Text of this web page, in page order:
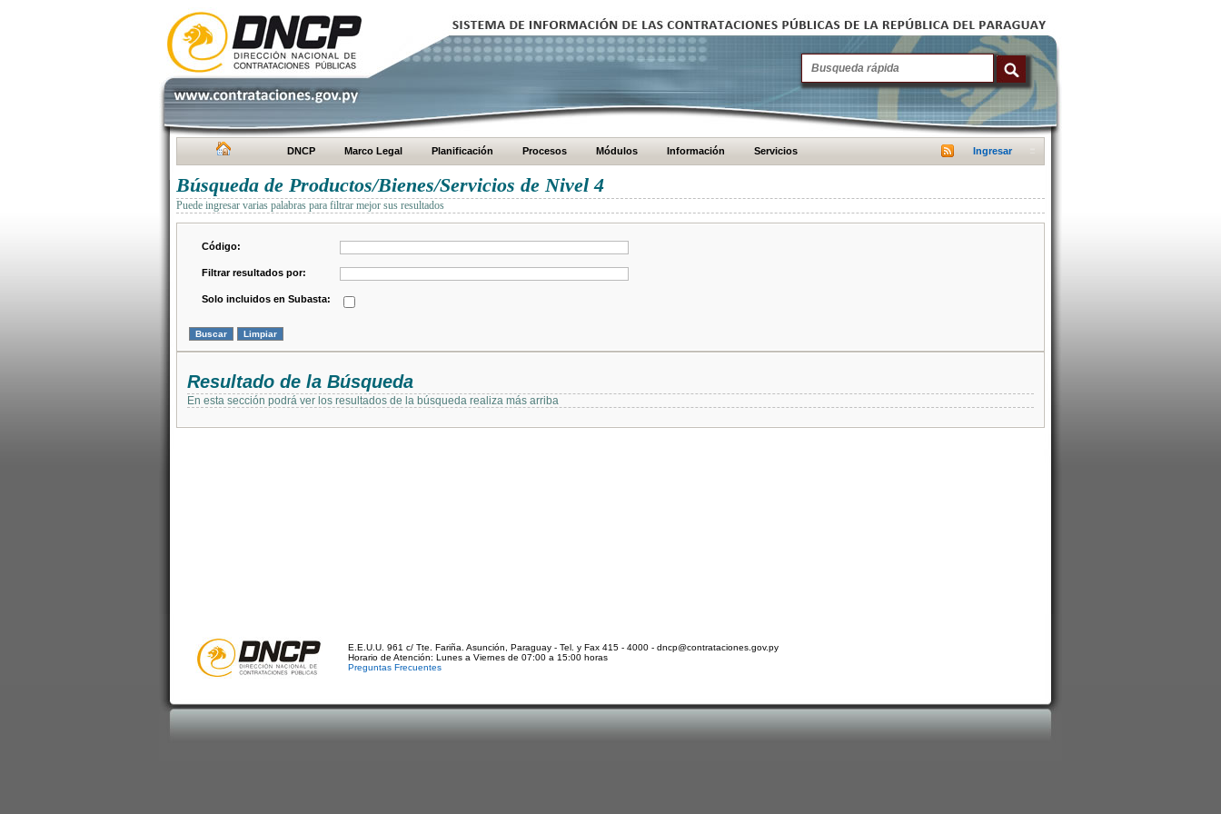
DNCP Marco Legal Planificación Procesos Módulos Información Servicios Ingresar
Búsqueda de Productos/Bienes/Servicios de Nivel 4
Puede ingresar varias palabras para filtrar mejor sus resultados
Código:
Filtrar resultados por:
Solo incluidos en Subasta:
Resultado de la Búsqueda
En esta sección podrá ver los resultados de la búsqueda realiza más arriba
E.E.U.U. 961 c/ Tte. Fariña. Asunción, Paraguay - Tel. y Fax 415 - 4000 - dncp@contrataciones.gov.py
Horario de Atención: Lunes a Viernes de 07:00 a 15:00 horas
Preguntas Frecuentes